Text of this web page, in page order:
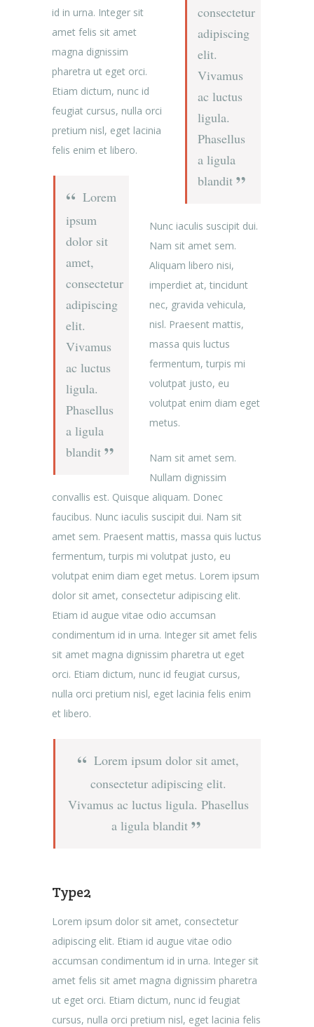
consectetur
adipiscing
elit.
Vivamus
ac luctus
ligula.
Phasellus
a ligula
blandit
id in urna. Integer sit
amet felis sit amet
magna dignissim
pharetra ut eget orci.
Etiam dictum, nunc id
feugiat cursus, nulla orci
pretium nisl, eget lacinia
felis enim et libero.
Lorem
ipsum
dolor sit
amet,
consectetur
adipiscing
elit.
Vivamus
ac luctus
ligula.
Phasellus
a ligula
blandit
Nunc iaculis suscipit dui.
Nam sit amet sem.
Aliquam libero nisi,
imperdiet at, tincidunt
nec, gravida vehicula,
nisl. Praesent mattis,
massa quis luctus
fermentum, turpis mi
volutpat justo, eu
volutpat enim diam eget
metus.
Nam sit amet sem.
Nullam dignissim
convallis est. Quisque aliquam. Donec
faucibus. Nunc iaculis suscipit dui. Nam sit
amet sem. Praesent mattis, massa quis luctus
fermentum, turpis mi volutpat justo, eu
volutpat enim diam eget metus. Lorem ipsum
dolor sit amet, consectetur adipiscing elit.
Etiam id augue vitae odio accumsan
condimentum id in urna. Integer sit amet felis
sit amet magna dignissim pharetra ut eget
orci. Etiam dictum, nunc id feugiat cursus,
nulla orci pretium nisl, eget lacinia felis enim
et libero.
Lorem ipsum dolor sit amet,
consectetur adipiscing elit.
Vivamus ac luctus ligula. Phasellus
a ligula blandit
Type2
Lorem ipsum dolor sit amet, consectetur
adipiscing elit. Etiam id augue vitae odio
accumsan condimentum id in urna. Integer sit
amet felis sit amet magna dignissim pharetra
ut eget orci. Etiam dictum, nunc id feugiat
cursus, nulla orci pretium nisl, eget lacinia felis